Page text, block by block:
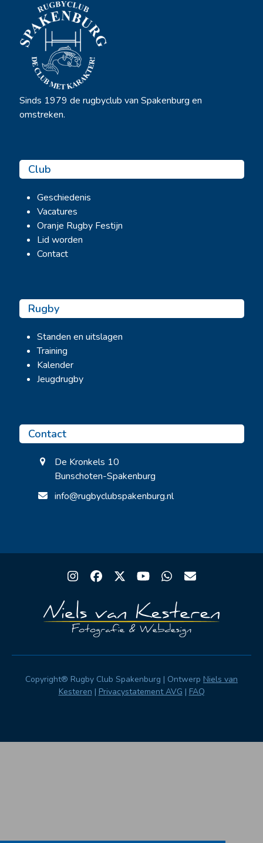
Sinds 1979 de rugbyclub van Spakenburg en
omstreken.
Club
Geschiedenis
Vacatures
Oranje Rugby Festijn
Lid worden
Contact
Rugby
Standen en uitslagen
Training
Kalender
Jeugdrugby
Contact
De Kronkels 10
Bunschoten-Spakenburg
info@rugbyclubspakenburg.nl
Instagram
Facebook
TwitterYouTubeWhatsapp
Email
Copyright® Rugby Club Spakenburg | Ontwerp Niels van
Kesteren | Privacystatement AVG | FAQ